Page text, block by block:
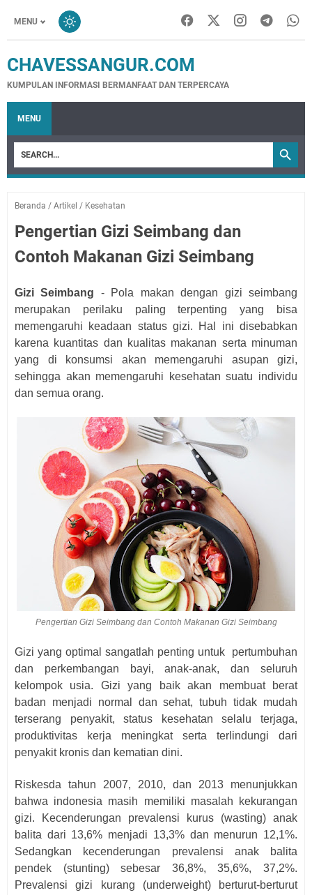
MENU
CHAVESSANGUR.COM
KUMPULAN INFORMASI BERMANFAAT DAN TERPERCAYA
MENU
Beranda / Artikel / Kesehatan
Pengertian Gizi Seimbang dan
Contoh Makanan Gizi Seimbang
Gizi Seimbang - Pola makan dengan gizi seimbang
merupakan perilaku paling terpenting yang bisa
memengaruhi keadaan status gizi. Hal ini disebabkan
karena kuantitas dan kualitas makanan serta minuman
yang di konsumsi akan memengaruhi asupan gizi,
sehingga akan memengaruhi kesehatan suatu individu
dan semua orang.
Pengertian Gizi Seimbang dan Contoh Makanan Gizi Seimbang
Gizi yang optimal sangatlah penting untuk
pertumbuhan
dan perkembangan bayi, anak-anak, dan seluruh
kelompok usia. Gizi yang baik akan membuat berat
badan menjadi normal dan sehat, tubuh tidak mudah
terserang penyakit, status kesehatan selalu terjaga,
produktivitas kerja meningkat serta terlindungi dari
penyakit kronis dan kematian dini.
Riskesda tahun 2007, 2010, dan 2013 menunjukkan
bahwa indonesia masih memiliki masalah kekurangan
gizi. Kecenderungan prevalensi kurus (wasting) anak
balita dari 13,6% menjadi 13,3% dan menurun 12,1%.
Sedangkan kecenderungan prevalensi anak balita
pendek (stunting) sebesar 36,8%, 35,6%, 37,2%.
Prevalensi gizi kurang (underweight) berturut-berturut